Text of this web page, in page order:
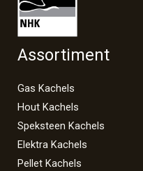
Assortiment
Gas Kachels
Hout Kachels
Speksteen Kachels
Elektra Kachels
Pellet Kachels